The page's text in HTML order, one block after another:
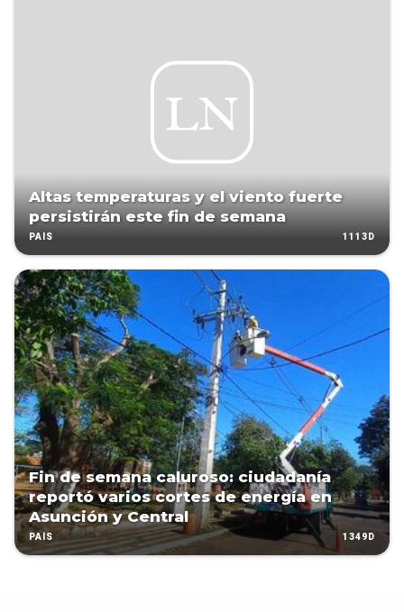
Altas temperaturas y el viento fuerte
persistirán este fin de semana
PAÍS 1113D
Fin de semana caluroso: ciudadanía
reportó varios cortes de energía en
Asunción y Central
PAÍS 1349D